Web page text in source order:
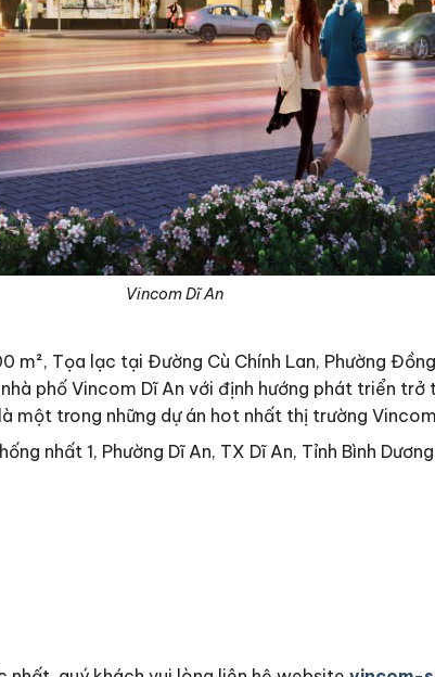
Vincom Dĩ An
Tọa lạc tại Đường Cù Chính Lan, Phường
phố Vincom Dĩ An với định hướng phát triển
một trong những dự án hot nhất thị trường
nhất 1, Phường Dĩ An, TX Dĩ An, Tỉnh Bình Dương